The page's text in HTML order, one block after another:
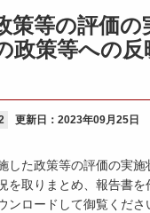
策等の評価の
政策等への反
更新日： 2023年09月25日
した政策等の評価の実施
を取りまとめ、報告書を
ンロードして御覧くださ